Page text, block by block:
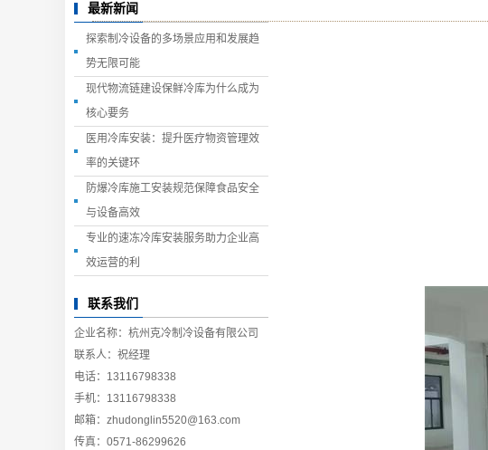
最新新闻
探索制冷设备的多场景应用和发展趋
势无限可能
现代物流链建设保鲜冷库为什么成为
核心要务
医用冷库安装：提升医疗物资管理效
率的关键环
防爆冷库施工安装规范保障食品安全
与设备高效
专业的速冻冷库安装服务助力企业高
效运营的利
联系我们
企业名称：杭州克冷制冷设备有限公司
联系人：祝经理
电话：13116798338
手机：13116798338
邮箱：zhudonglin5520@163.com
传真：0571-86299626